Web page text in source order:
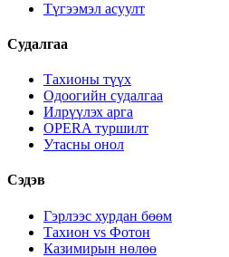
Түгээмэл асуулт
Судалгаа
Тахионы түүх
Одоогийн судалгаа
Илрүүлэх арга
OPERA туршилт
Утасны онол
Сэдэв
Гэрлээс хурдан бөөм
Тахион vs Фотон
Казимирын нөлөө